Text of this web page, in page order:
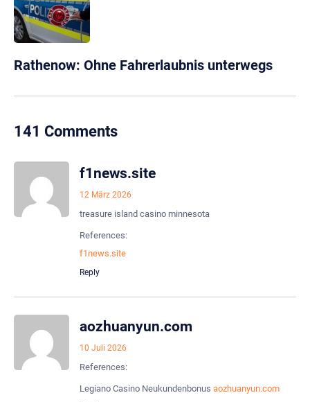
Rathenow: Ohne Fahrerlaubnis unterwegs
141 Comments
f1news.site
12 März 2026
treasure island casino minnesota
References:
f1news.site
Reply
aozhuanyun.com
10 Juli 2026
References:
Legiano Casino Neukundenbonus aozhuanyun.com